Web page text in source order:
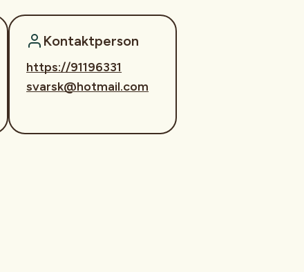
Kontaktperson
https://91196331
svarsk@hotmail.com